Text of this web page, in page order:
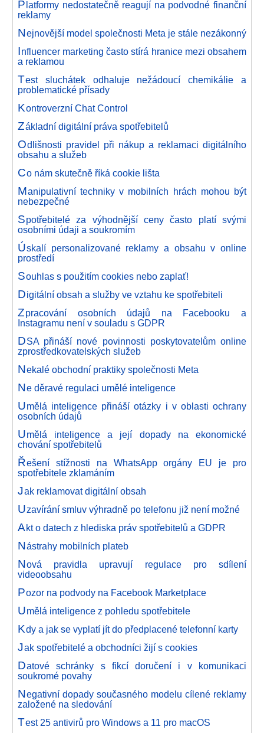
Platformy nedostatečně reagují na podvodné finanční
reklamy
Nejnovější model společnosti Meta je stále nezákonný
Influencer marketing často stírá hranice mezi obsahem
a reklamou
Test sluchátek odhaluje nežádoucí chemikálie a
problematické přísady
Kontroverzní Chat Control
Základní digitální práva spotřebitelů
Odlišnosti pravidel při nákup a reklamaci digitálního
obsahu a služeb
Co nám skutečně říká cookie lišta
Manipulativní techniky v mobilních hrách mohou být
nebezpečné
Spotřebitelé za výhodnější ceny často platí svými
osobními údaji a soukromím
Úskalí personalizované reklamy a obsahu v online
prostředí
Souhlas s použitím cookies nebo zaplať!
Digitální obsah a služby ve vztahu ke spotřebiteli
Zpracování osobních údajů na Facebooku a
Instagramu není v souladu s GDPR
DSA přináší nové povinnosti poskytovatelům online
zprostředkovatelských služeb
Nekalé obchodní praktiky společnosti Meta
Ne děravé regulaci umělé inteligence
Umělá inteligence přináší otázky i v oblasti ochrany
osobních údajů
Umělá inteligence a její dopady na ekonomické
chování spotřebitelů
Řešení stížnosti na WhatsApp orgány EU je pro
spotřebitele zklamáním
Jak reklamovat digitální obsah
Uzavírání smluv výhradně po telefonu již není možné
Akt o datech z hlediska práv spotřebitelů a GDPR
Nástrahy mobilních plateb
Nová pravidla upravují regulace pro sdílení
videoobsahu
Pozor na podvody na Facebook Marketplace
Umělá inteligence z pohledu spotřebitele
Kdy a jak se vyplatí jít do předplacené telefonní karty
Jak spotřebitelé a obchodníci žijí s cookies
Datové schránky s fikcí doručení i v komunikaci
soukromé povahy
Negativní dopady současného modelu cílené reklamy
založené na sledování
Test 25 antivirů pro Windows a 11 pro macOS